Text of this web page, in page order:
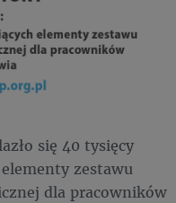
się 40 tysięcy
zestawu
dla pracowników